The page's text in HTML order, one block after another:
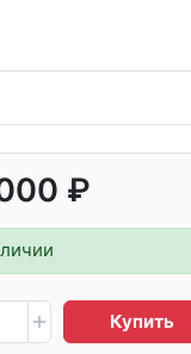
₽
Купить